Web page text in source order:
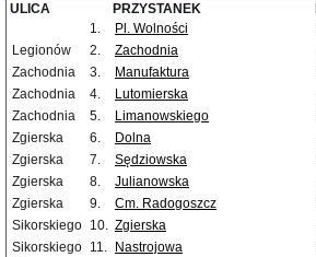
ULICA PRZYSTANEK
1.
Pl. Wolności
Legionów
2. Zachodnia
Zachodnia
3. Manufaktura
Zachodnia
4. Lutomierska
Zachodnia
5. Limanowskiego
Zgierska
6. Dolna
Zgierska
7. Sędziowska
Zgierska
8. Julianowska
Zgierska
9. Cm. Radogoszcz
Sikorskiego 10. Zgierska
Sikorskiego 11. Nastrojowa